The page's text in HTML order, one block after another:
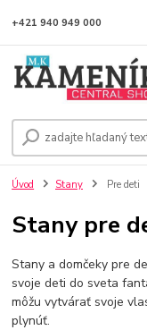
+421 940 949 000
Úvod Stany Pre deti
Stany pre
Stany a domčeky pre
svoje deti do sveta
môžu vytvárať svoje
plynúť.